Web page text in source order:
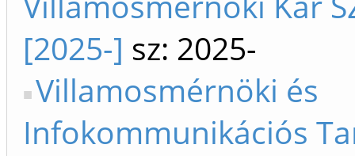
[2025-] sz: 2025-
Villamosmérnöki és
Infokommunikációs